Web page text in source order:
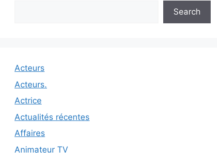
Search
Acteurs
Acteurs.
Actrice
Actualités récentes
Affaires
Animateur TV